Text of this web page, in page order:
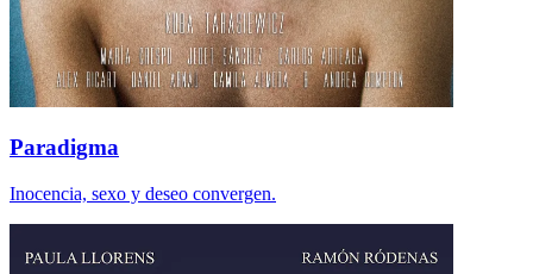
Paradigma
Inocencia, sexo y deseo convergen.